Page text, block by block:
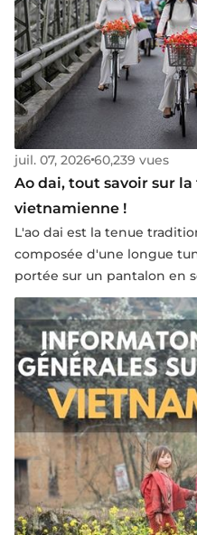
juil. 07, 202660,239 vues
Ao dai, tout savoir sur
vietnamienne !
L'ao dai est la tenue
composée d'une longue
portée sur un pantalon en